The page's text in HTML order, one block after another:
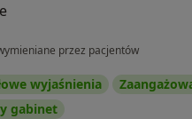
przez pacjentów
wyjaśnienia
gabinet